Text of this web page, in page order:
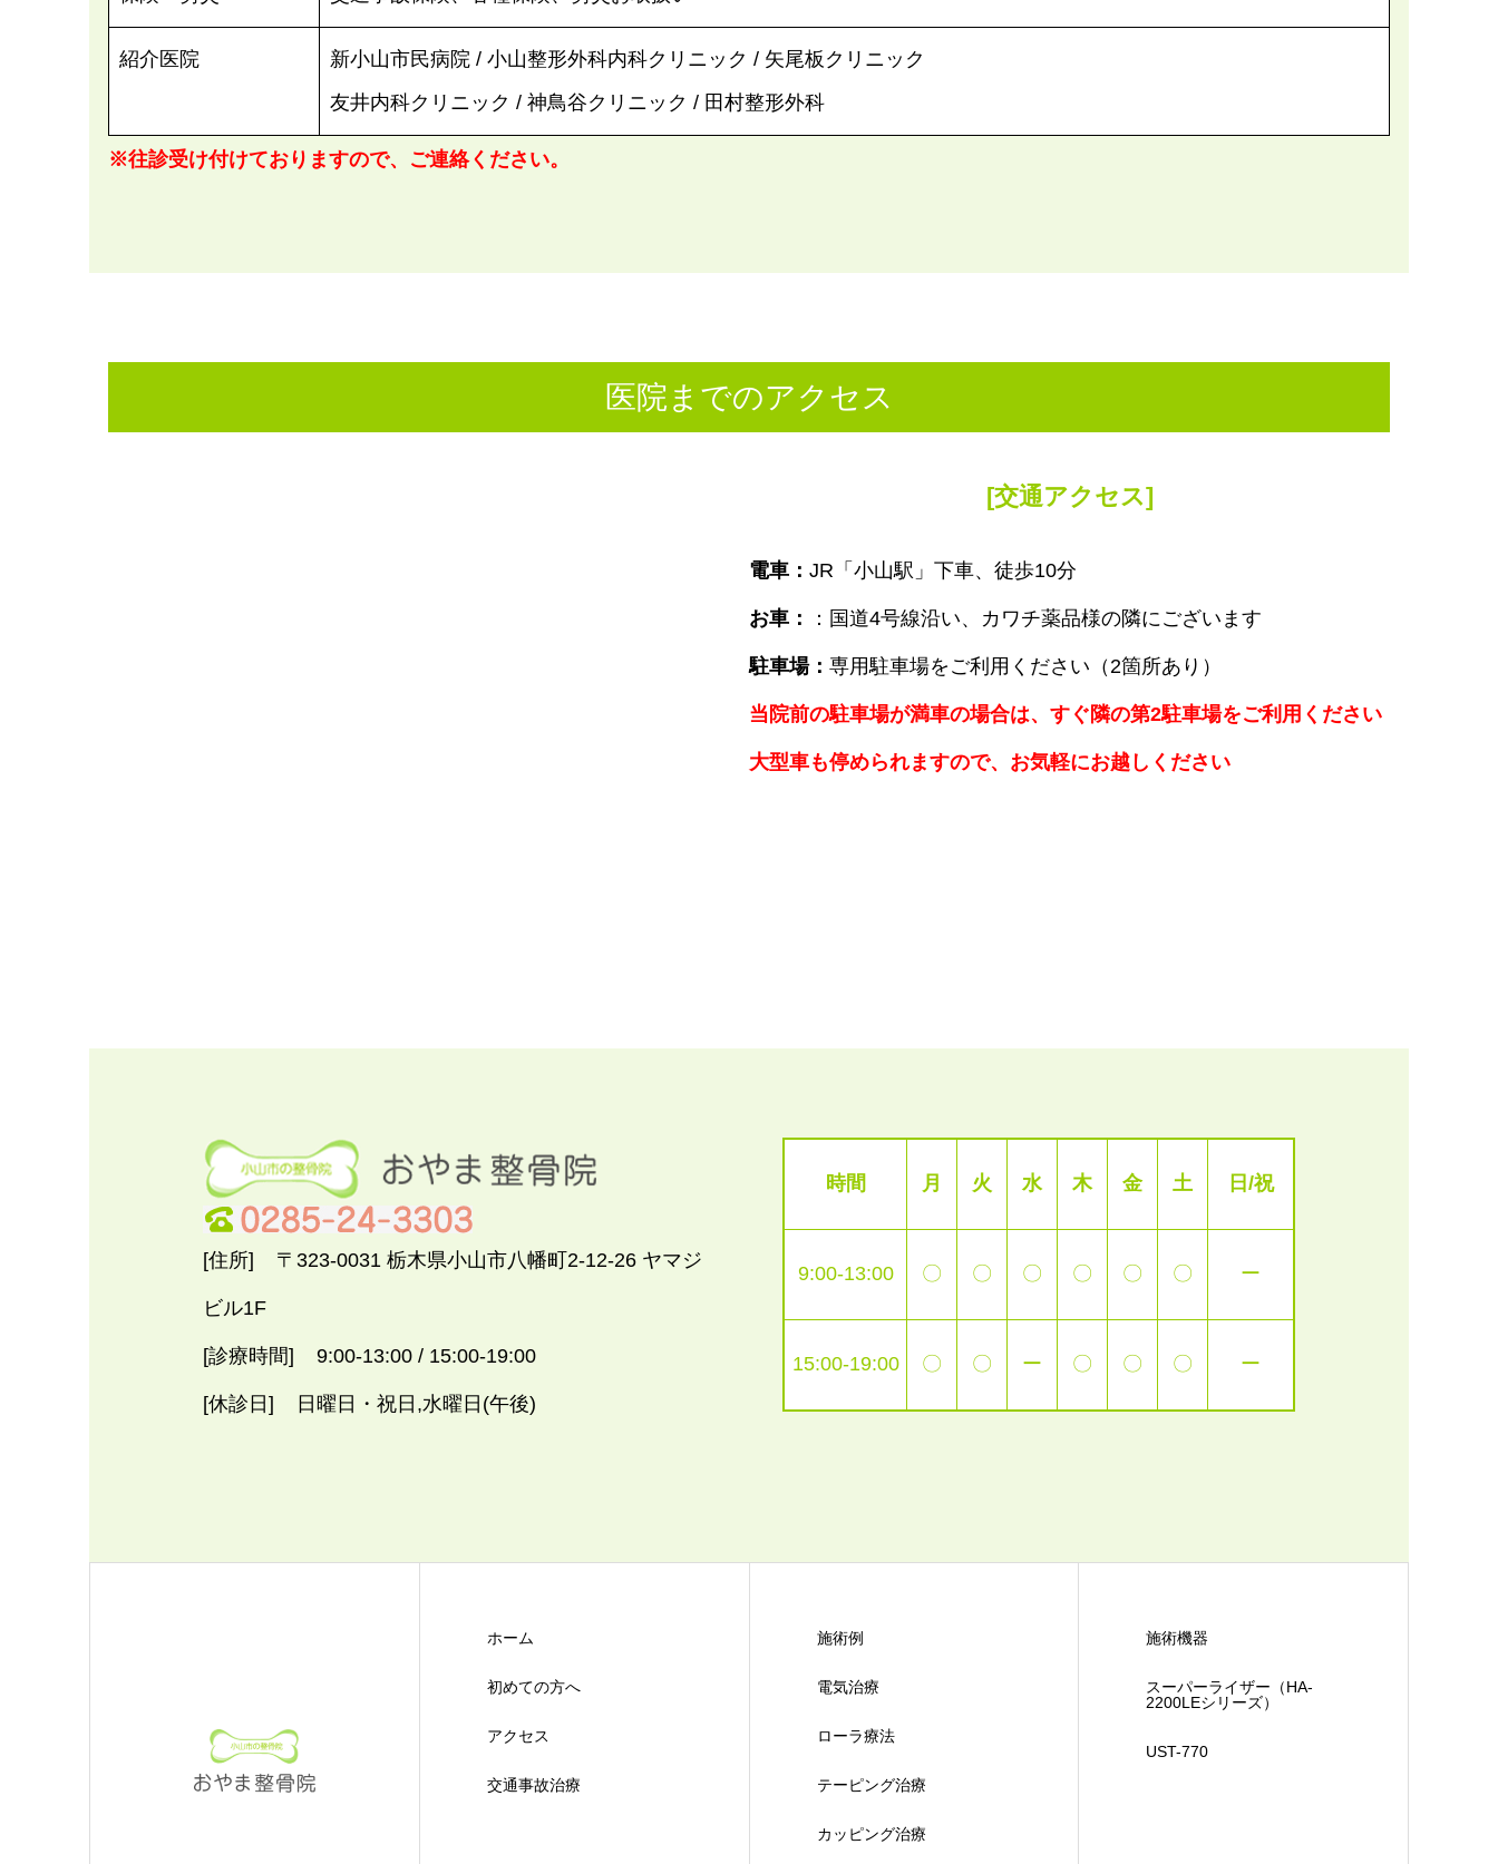
紹介医院
新小山市民病院 / 小山整形外科内科クリニック / 矢尾板クリニック
友井内科クリニック / 神鳥谷クリニック / 田村整形外科
※往診受け付けておりますので、ご連絡ください。
医院までのアクセス
[交通アクセス]
電車： JR「小山駅」下車、徒歩10分
お車： ：国道4号線沿い、カワチ薬品様の隣にございます
駐車場： 専用駐車場をご利用ください（2箇所あり）
当院前の駐車場が満車の場合は、すぐ隣の第2駐車場をご利用ください
大型車も停められますので、お気軽にお越しください
[住所] 〒323-0031 栃木県小山市八幡町2-12-26 ヤマジ
ビル1F
[診療時間] 9:00-13:00 / 15:00-19:00
[休診日] 日曜日・祝日,水曜日(午後)
時間 月 火 水 木 金 土 日/祝
9:00-13:00 〇 〇 〇 〇 〇 〇 ー
15:00-19:00 〇 〇 ー 〇 〇 〇 ー
ホーム
初めての方へ
アクセス
交通事故治療
施術例
電気治療
ローラ療法
テーピング治療
カッピング治療
施術機器
スーパーライザー（HA-
2200LEシリーズ）
UST-770